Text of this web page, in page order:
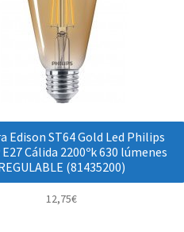
Edison ST64 Gold Led Philips
Cálida 2200ºk 630 lúmenes
(81435200)
12,75€